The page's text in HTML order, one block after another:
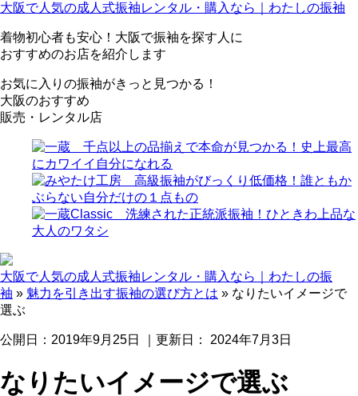
大阪で人気の成人式振袖レンタル・購入なら｜ わたしの振袖
着物初心者も安心！大阪で振袖を探す人に
おすすめのお店を紹介します
お気に入りの振袖がきっと見つかる！
大阪のおすすめ
販売・レンタル店
大阪で人気の成人式振袖レンタル・購入なら｜わたしの振
袖 » 魅力を引き出す振袖の選び方とは » なりたいイメージで
選ぶ
公開日： 2019年9月25日 ｜更新日： 2024年7月3日
なりたいイメージで選ぶ